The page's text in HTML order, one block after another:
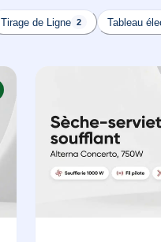
Tirage de Ligne 2 Tableau